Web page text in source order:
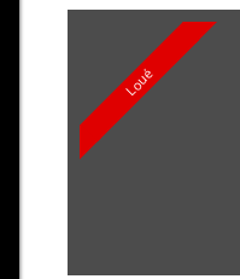
Loué